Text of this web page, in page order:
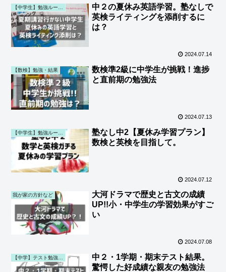
中２の夏休み英語学習。塾なしで
英検ライティングを添削するに
は？
2024.07.14
【数検】勉強・結果
数検準2級に中学生が挑戦！進捗
と直前期の勉強法
2024.07.13
塾なし中2【夏休み学習プラン】
数検と英検を目指して。
2024.07.12
我が家の方針など
大河ドラマで歴史と古文の成績
UP!!小・中学生の学習効果がすご
い
2024.07.08
中２・1学期・期末テスト結果。
驚愕した好成績な親友の勉強法